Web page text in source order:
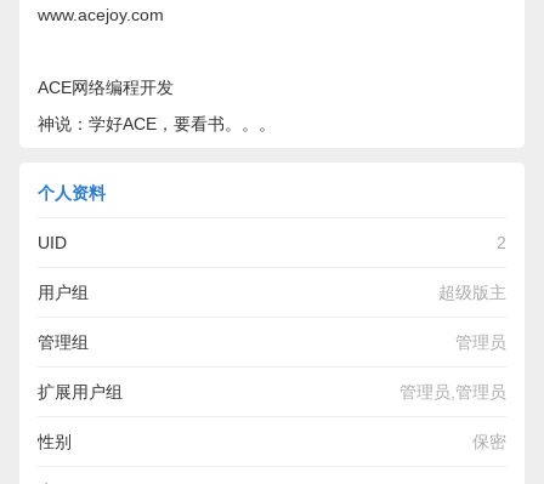
www.acejoy.com
ACE网络编程开发
神说：学好ACE，要看书。。。
个人资料
UID 2
用户组 超级版主
管理组 管理员
扩展用户组 管理员,管理员
性别 保密